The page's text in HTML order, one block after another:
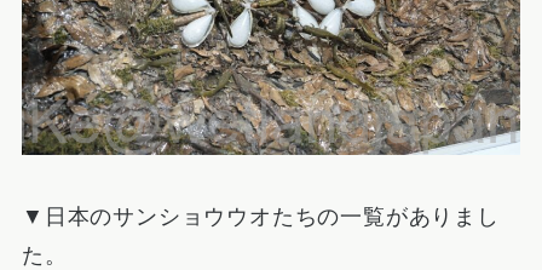
▼日本のサンショウウオたちの一覧がありまし
た。